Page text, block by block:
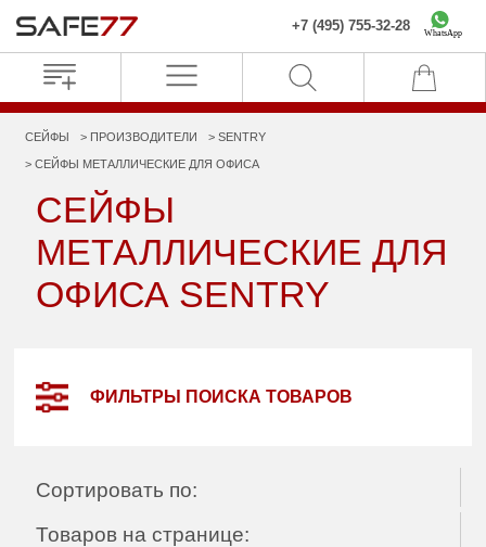
+7 (495) 755-32-28 WhatsApp
СЕЙФЫ ПРОИЗВОДИТЕЛИ SENTRY
СЕЙФЫ МЕТАЛЛИЧЕСКИЕ ДЛЯ ОФИСА
СЕЙФЫ
МЕТАЛЛИЧЕСКИЕ ДЛЯ
ОФИСА SENTRY
ФИЛЬТРЫ ПОИСКА ТОВАРОВ
Сортировать по:
Товаров на странице: